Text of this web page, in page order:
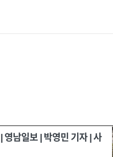
영남일보 | 박영민 기자 | 사